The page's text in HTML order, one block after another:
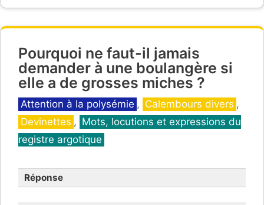
Pourquoi ne faut-il jamais
demander à une boulangère si
elle a de grosses miches ?
Catégories
Attention à la polysémie , Calembours divers ,
Devinettes , Mots, locutions et expressions du
registre argotique
Réponse